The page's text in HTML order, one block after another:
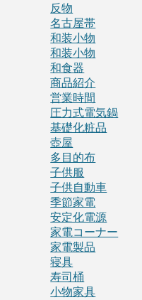
反物
名古屋帯
和装小物
和装小物
和食器
商品紹介
営業時間
圧力式電気鍋
基礎化粧品
壺屋
多目的布
子供服
子供自動車
季節家電
安定化電源
家電コーナー
家電製品
寝具
寿司桶
小物家具